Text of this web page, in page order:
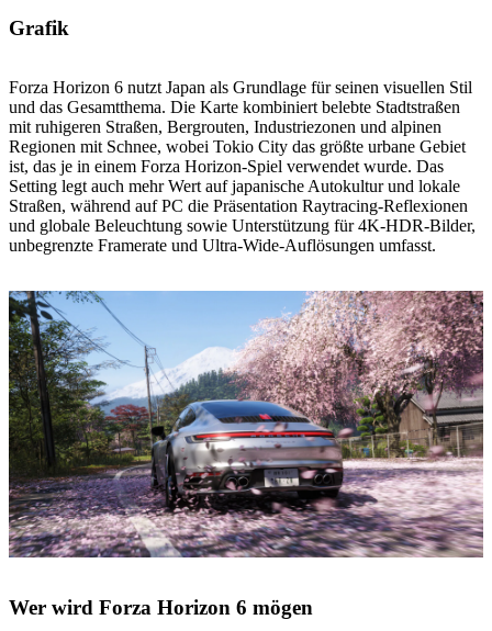
Grafik
Forza Horizon 6 nutzt Japan als Grundlage für seinen visuellen Stil
und das Gesamtthema. Die Karte kombiniert belebte Stadtstraßen
mit ruhigeren Straßen, Bergrouten, Industriezonen und alpinen
Regionen mit Schnee, wobei Tokio City das größte urbane Gebiet
ist, das je in einem Forza Horizon-Spiel verwendet wurde. Das
Setting legt auch mehr Wert auf japanische Autokultur und lokale
Straßen, während auf PC die Präsentation Raytracing-Reflexionen
und globale Beleuchtung sowie Unterstützung für 4K-HDR-Bilder,
unbegrenzte Framerate und Ultra-Wide-Auflösungen umfasst.
Wer wird Forza Horizon 6 mögen